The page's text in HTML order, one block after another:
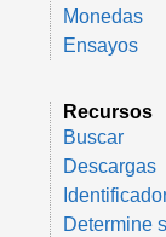
Monedas
Ensayos
Recursos
Buscar
Descargas
Determine